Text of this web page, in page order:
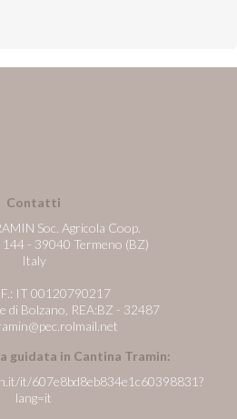
Contatti
Soc. Agricola Coop.
144 - 39040 Termeno (BZ)
Italy
IT 00120790217
di Bolzano, REA:BZ - 32487
guidata in Cantina Tramin:
it/607e8bd8eb834e1c60398831?
lang=it